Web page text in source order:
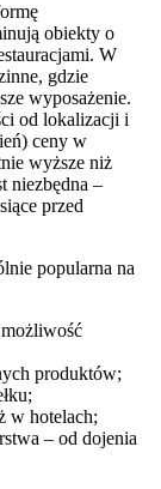
obiekty o
W
gdzie
wyposażenie.
od lokalizacji i
ceny w
wyższe niż
niezbędna –
przed
popularna na
produktów;
w hotelach;
– od dojenia